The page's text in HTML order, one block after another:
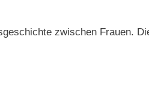
zwischen Frauen.